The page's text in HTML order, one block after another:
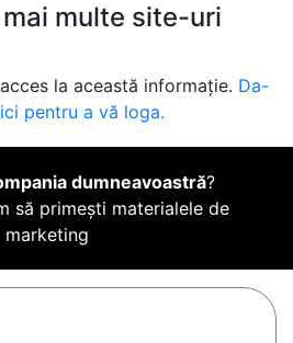
multe site-uri
la această informație. Da-
pentru a vă loga.
dumneavoastră?
să primești materialele de
marketing